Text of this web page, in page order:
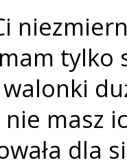
tylko
nie masz
dla